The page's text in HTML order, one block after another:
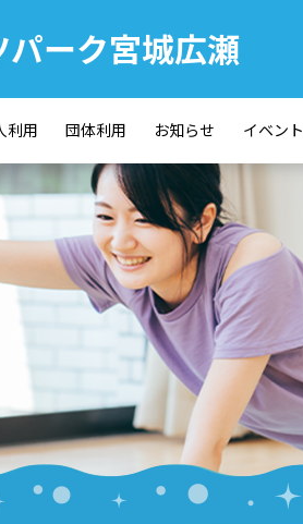
ーク宮城広瀬
利用 団体利用 お知らせ イベント